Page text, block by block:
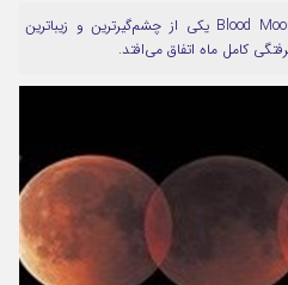
پدیده ماه قرمز ( خونین) یا همان Blood Moon یکی از چشم‌گیرترین و زیباترین
کامل ماه اتفاق می‌افتد.